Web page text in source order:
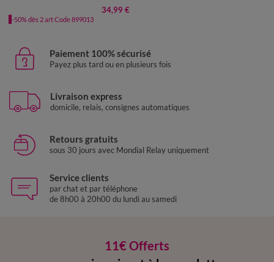
34,99 €
-50% dès 2 art Code 899013
Paiement 100% sécurisé
Payez plus tard ou en plusieurs fois
Livraison express
domicile, relais, consignes automatiques
Retours gratuits
sous 30 jours avec Mondial Relay uniquement
Service clients
par chat et par téléphone
de 8h00 à 20h00 du lundi au samedi
11€ Offerts